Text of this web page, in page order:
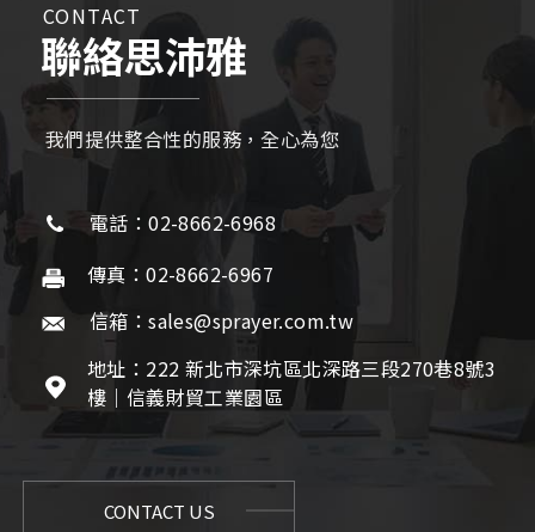
CONTACT
聯絡思沛雅
我們提供整合性的服務，全心為您
電話：02-8662-6968
傳真：02-8662-6967
信箱：sales@sprayer.com.tw
地址：222 新北市深坑區北深路三段270巷8號3
樓｜信義財貿工業園區
CONTACT US